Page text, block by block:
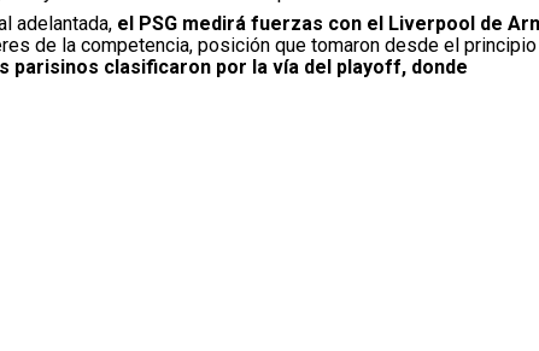
adelantada, el PSG medirá fuerzas con el Liverpool de
de la competencia, posición que tomaron desde el
parisinos clasificaron por la vía del playoff, donde